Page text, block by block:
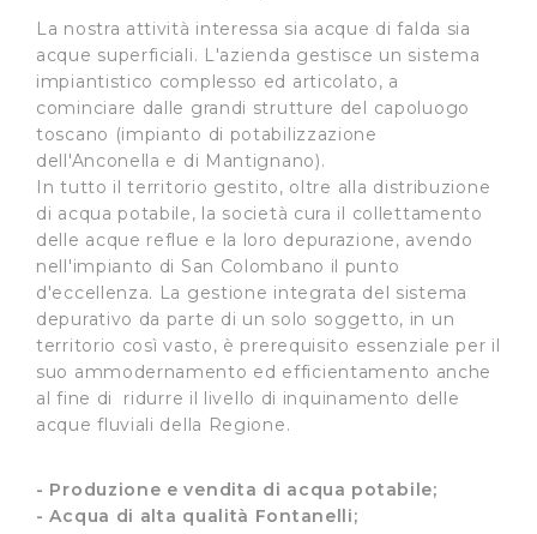
La nostra attività interessa sia acque di falda sia
acque superficiali. L'azienda gestisce un sistema
impiantistico complesso ed articolato, a
cominciare dalle grandi strutture del capoluogo
toscano (impianto di potabilizzazione
dell'Anconella e di Mantignano).
In tutto il territorio gestito, oltre alla distribuzione
di acqua potabile, la società cura il collettamento
delle acque reflue e la loro depurazione, avendo
nell'impianto di San Colombano il punto
d'eccellenza. La gestione integrata del sistema
depurativo da parte di un solo soggetto, in un
territorio così vasto, è prerequisito essenziale per il
suo ammodernamento ed efficientamento anche
al fine di ridurre il livello di inquinamento delle
acque fluviali della Regione.
- Produzione e vendita di acqua potabile;
- Acqua di alta qualità Fontanelli;